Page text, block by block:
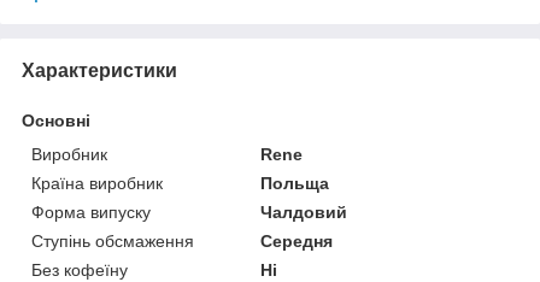
Характеристики
Основні
Виробник
Rene
Країна виробник
Польща
Форма випуску
Чалдовий
Ступінь обсмаження
Середня
Без кофеїну
Ні